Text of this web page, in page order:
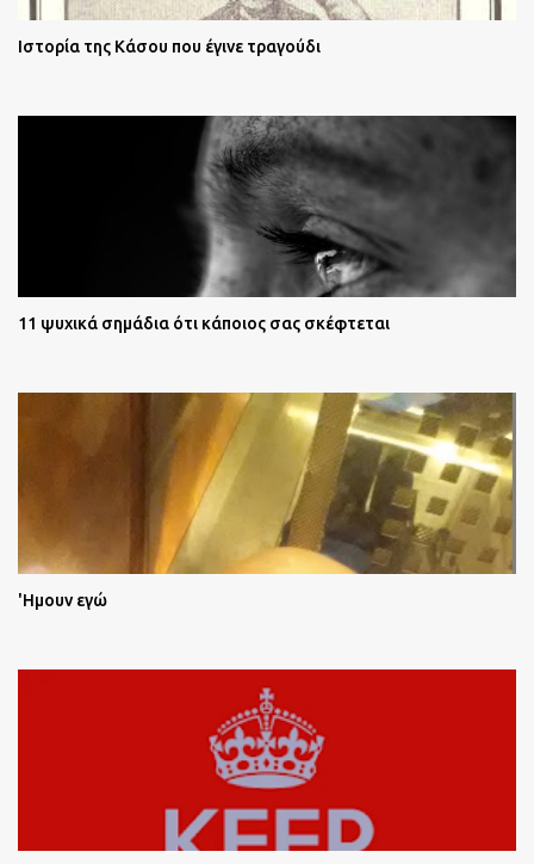
Ιστορία της Κάσου που έγινε τραγούδι
11 ψυχικά σημάδια ότι κάποιος σας σκέφτεται
'Ημουν εγώ